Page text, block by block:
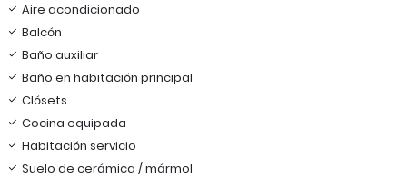
Aire acondicionado
Balcón
Baño auxiliar
Baño en habitación principal
Clósets
Cocina equipada
Habitación servicio
Suelo de cerámica / mármol